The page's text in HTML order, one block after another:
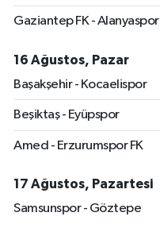
Gaziantep FK - Alanyaspor
16 Ağustos, Pazar
Başakşehir - Kocaelispor
Beşiktaş - Eyüpspor
Amed - Erzurumspor FK
17 Ağustos, Pazartesi
Samsunspor - Göztepe